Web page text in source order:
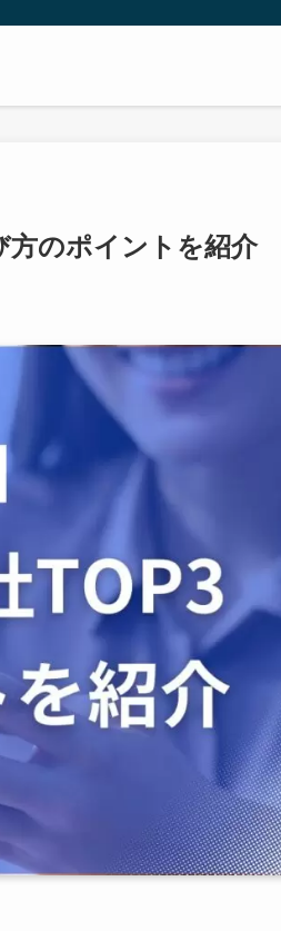
方のポイントを紹介